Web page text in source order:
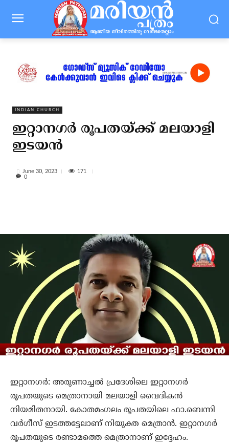
INDIAN CHURCH
ഇറ്റാനഗര്‍ രൂപതയ്ക്ക് മലയാളി
ഇടയന്‍
June 30, 2023
171
0
ഇറ്റാനഗര്‍: അരുണാച്ചല്‍ പ്രദേശിലെ ഇറ്റാനഗര്‍
രൂപതയുടെ മെത്രാനായി മലയാളി വൈദികന്‍
നിയമിതനായി. കോതമംഗലം രൂപതയിലെ ഫാ.ബെന്നി
വര്‍ഗീസ് ഇടത്തട്ടേലാണ് നിയുക്ത മെത്രാന്‍. ഇറ്റാനഗര്‍
രൂപതയുടെ രണ്ടാമത്തെ മെത്രാനാണ് ഇദ്ദേഹം.